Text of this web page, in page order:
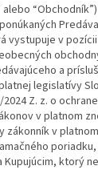
alebo
vystupuje v
a
legislatívy
2024 Z. z. o
v platnom
zákonník v
Kupujúcim, ktorý